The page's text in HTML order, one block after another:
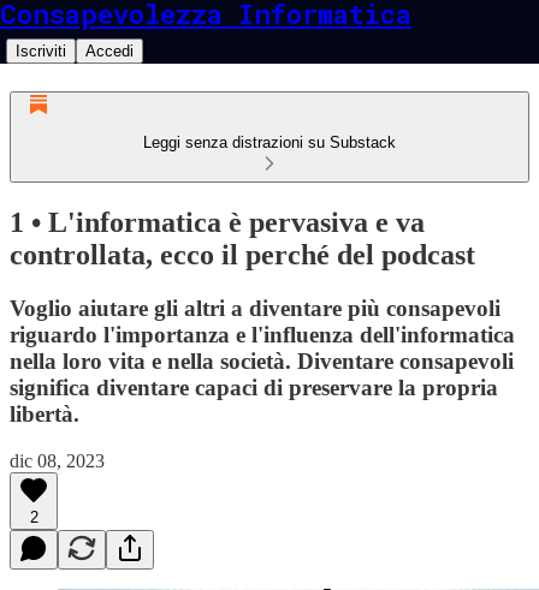
Consapevolezza Informatica
Iscriviti Accedi
Leggi senza distrazioni su Substack
1 • L'informatica è pervasiva e va
controllata, ecco il perché del podcast
Voglio aiutare gli altri a diventare più consapevoli
riguardo l'importanza e l'influenza dell'informatica
nella loro vita e nella società. Diventare consapevoli
significa diventare capaci di preservare la propria
libertà.
dic 08, 2023
2